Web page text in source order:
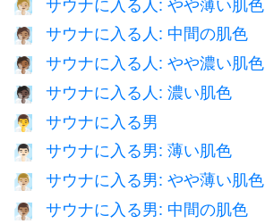
🧖🏼
🧖🏽 サウナに入る人: 中間の肌色
🧖🏾 サウナに入る人: やや濃い肌色
🧖🏿 サウナに入る人: 濃い肌色
🧖‍♂️ サウナに入る男
🧖🏻‍♂️ サウナに入る男: 薄い肌色
🧖🏼‍♂️ サウナに入る男: やや薄い肌色
🧖🏽‍♂️ サウナに入る男: 中間の肌色